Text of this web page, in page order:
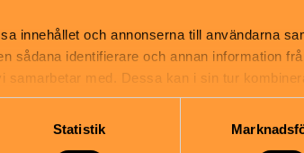
innehållet och annonserna till användarna
sådana identifierare och annan information
samarbetar med. Dessa kan i sin tur
som de har samlat in när du har använt
Statistik